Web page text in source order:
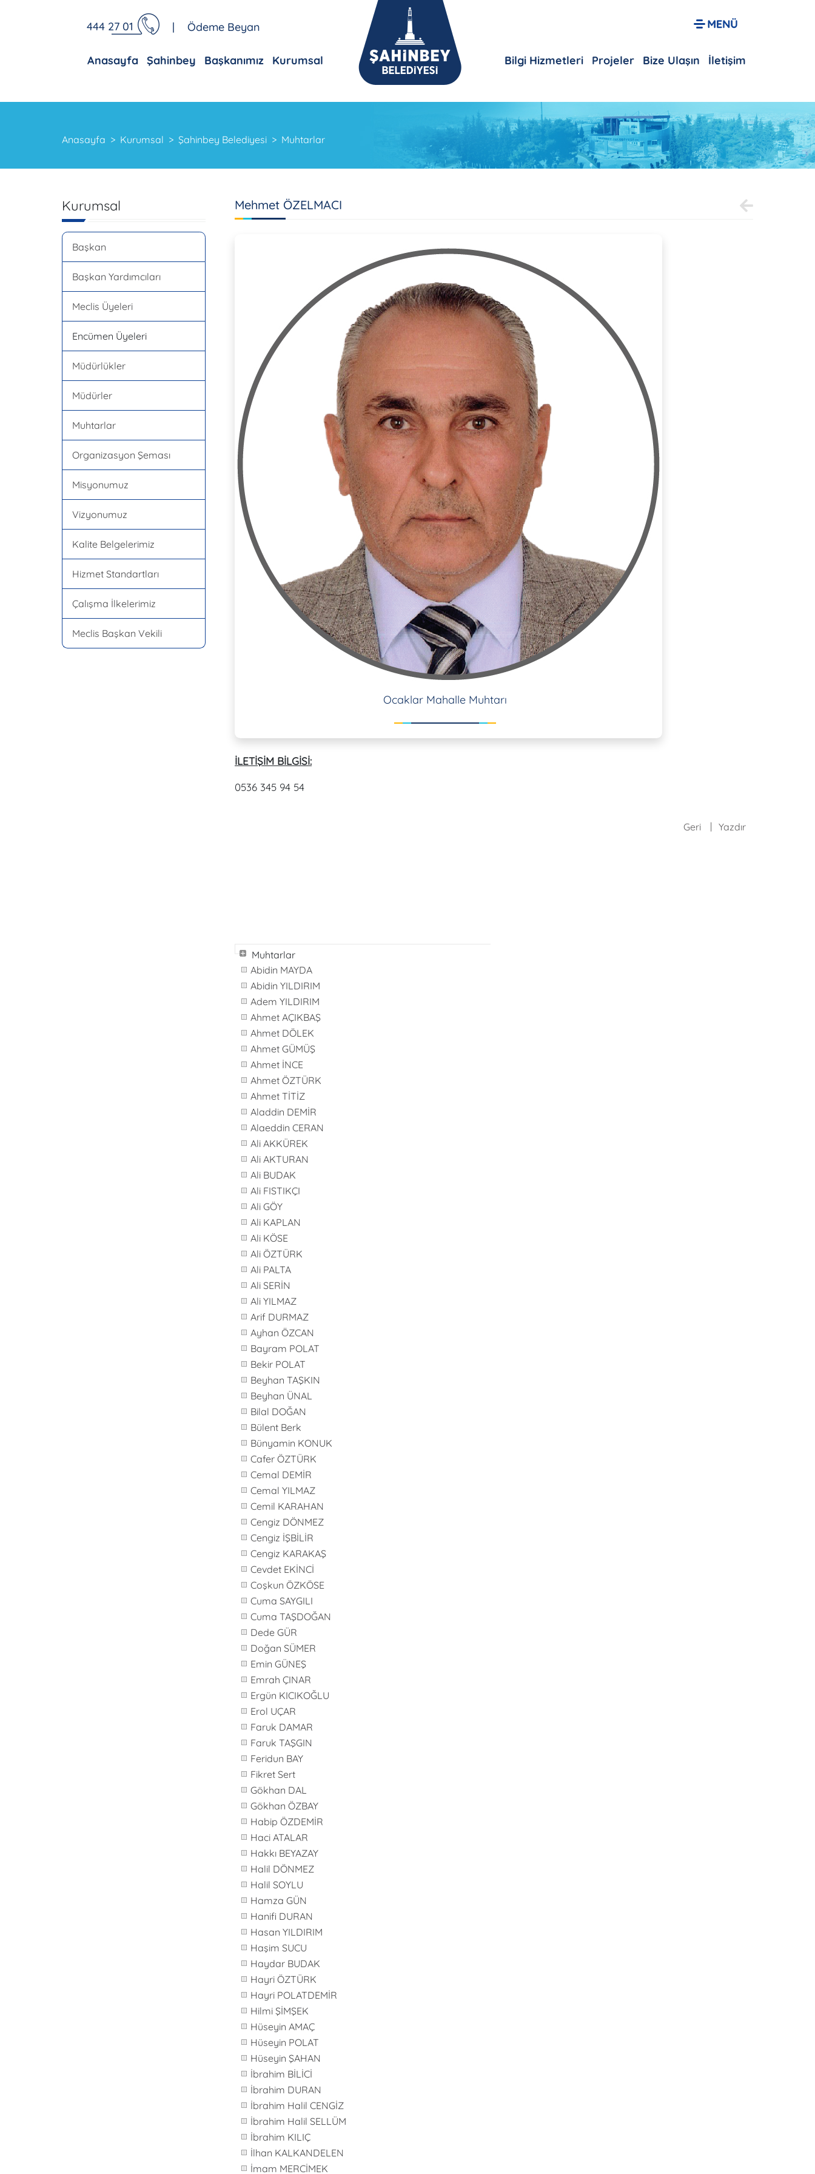
444 27 01 | Ödeme Beyan
Anasayfa Şahinbey Başkanımız Kurumsal Bilgi Hizmetleri Projeler Bize Ulaşın İletişim
Anasayfa Kurumsal Şahinbey Belediyesi Muhtarlar
Kurumsal
Başkan
Başkan Yardımcıları
Meclis Üyeleri
Encümen Üyeleri
Müdürlükler
Müdürler
Muhtarlar
Organizasyon Şeması
Misyonumuz
Vizyonumuz
Kalite Belgelerimiz
Hizmet Standartları
Çalışma İlkelerimiz
Meclis Başkan Vekili
Mehmet ÖZELMACI
Ocaklar Mahalle Muhtarı
İLETİŞİM BİLGİSİ:
0536 345 94 54
Geri Yazdır
Muhtarlar
Abidin MAYDA
Abidin YILDIRIM
Adem YILDIRIM
Ahmet AÇIKBAŞ
Ahmet DÖLEK
Ahmet GÜMÜŞ
Ahmet İNCE
Ahmet ÖZTÜRK
Ahmet TİTİZ
Aladdin DEMİR
Alaeddin CERAN
Ali AKKÜREK
Ali AKTURAN
Ali BUDAK
Ali FISTIKÇI
Ali GÖY
Ali KAPLAN
Ali KÖSE
Ali ÖZTÜRK
Ali PALTA
Ali SERİN
Ali YILMAZ
Arif DURMAZ
Ayhan ÖZCAN
Bayram POLAT
Bekir POLAT
Beyhan TAŞKIN
Beyhan ÜNAL
Bilal DOĞAN
Bülent Berk
Bünyamin KONUK
Cafer ÖZTÜRK
Cemal DEMİR
Cemal YILMAZ
Cemil KARAHAN
Cengiz DÖNMEZ
Cengiz İŞBİLİR
Cengiz KARAKAŞ
Cevdet EKİNCİ
Coşkun ÖZKÖSE
Cuma SAYGILI
Cuma TAŞDOĞAN
Dede GÜR
Doğan SÜMER
Emin GÜNEŞ
Emrah ÇINAR
Ergün KICIKOĞLU
Erol UÇAR
Faruk DAMAR
Faruk TAŞGIN
Feridun BAY
Fikret Sert
Gökhan DAL
Gökhan ÖZBAY
Habip ÖZDEMİR
Haci ATALAR
Hakkı BEYAZAY
Halil DÖNMEZ
Halil SOYLU
Hamza GÜN
Hanifi DURAN
Hasan YILDIRIM
Haşim SUCU
Haydar BUDAK
Hayri ÖZTÜRK
Hayri POLATDEMİR
Hilmi ŞİMŞEK
Hüseyin AMAÇ
Hüseyin POLAT
Hüseyin ŞAHAN
İbrahim BİLİCİ
İbrahim DURAN
İbrahim Halil CENGİZ
İbrahim Halil SELLÜM
İbrahim KILIÇ
İlhan KALKANDELEN
İmam MERCİMEK